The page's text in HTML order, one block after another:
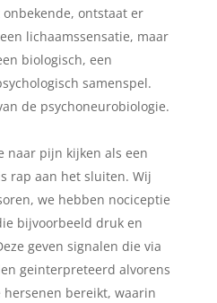
ontstaat er
lichaamssensatie, maar
biologisch, een
samenspel.
de psychoneurobiologie.
naar pijn kijken als een
rap aan het sluiten. Wij
we hebben nociceptie
bijvoorbeeld druk en
geven signalen die via
geinterpreteerd alvorens
bereikt, waarin